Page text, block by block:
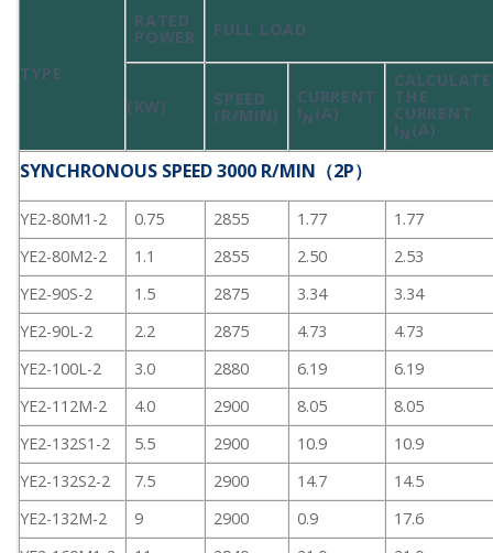
TYPE
RATED
POWER FULL LOAD
(KW) SPEED
(R/MIN)
CURRENT
IN(A)
CALCULATE
THE
CURRENT
IN(A)
SYNCHRONOUS SPEED 3000 R/MIN（2P）
YE2-80M1-2 0.75 2855 1.77
1.77
YE2-80M2-2
1.1 2855 2.50
2.53
YE2-90S-2
1.5 2875 3.34
3.34
YE2-90L-2
2.2 2875 4.73
4.73
YE2-100L-2
3.0 2880 6.19
6.19
YE2-112M-2
4.0 2900 8.05
8.05
YE2-132S1-2
5.5 2900 10.9
10.9
YE2-132S2-2
7.5 2900 14.7
14.5
YE2-132M-2
9 2900 0.9
17.6